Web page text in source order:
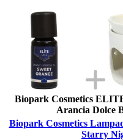
Biopark Cosmetics
Arancia Dolce
Biopark Cosmetics
Starry